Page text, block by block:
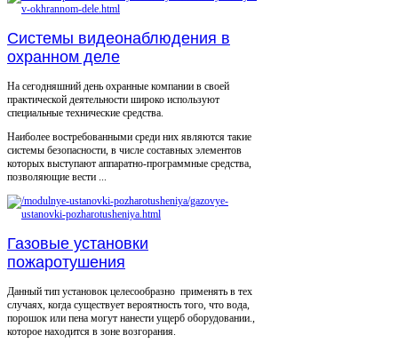
Системы видеонаблюдения в
охранном деле
На сегодняшний день охранные компании в своей
практической деятельности широко используют
специальные технические средства.
Наиболее востребованными среди них являются такие
системы безопасности, в числе составных элементов
которых выступают аппаратно-программные средства,
позволяющие вести ...
Газовые установки
пожаротушения
Данный тип установок целесообразно применять в тех
случаях, когда существует вероятность того, что вода,
порошок или пена могут нанести ущерб оборудовании.,
которое находится в зоне возгорания.